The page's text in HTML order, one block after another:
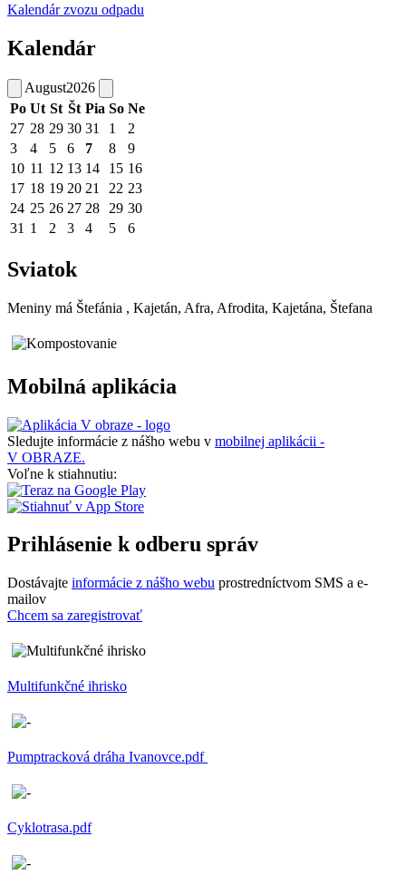
Kalendár zvozu odpadu
Kalendár
August2026
Po Ut St Št Pia So Ne
27 28 29 30 31 1
2
3
4 5 6 7 8
9
10 11 12 13 14 15 16
17 18 19 20 21 22 23
24 25 26 27 28 29 30
31 1 2 3 4 5 6
Sviatok
Meniny má Štefánia , Kajetán, Afra, Afrodita, Kajetána, Štefana
Mobilná aplikácia
Sledujte informácie z nášho webu v mobilnej aplikácii -
V OBRAZE.
Voľne k stiahnutiu:
Prihlásenie k odberu správ
Dostávajte informácie z nášho webu prostredníctvom SMS a e-
mailov
Chcem sa zaregistrovať
Multifunkčné ihrisko
Pumptracková dráha Ivanovce.pdf
Cyklotrasa.pdf